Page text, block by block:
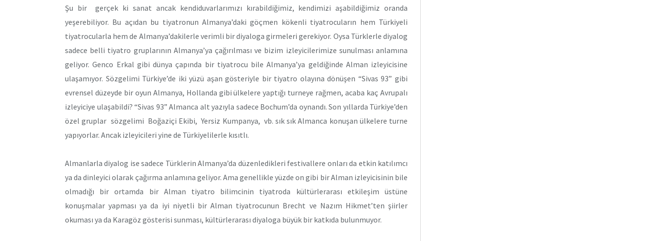
Şu bir gerçek ki sanat ancak kendiduvarlarımızı kırabildiğimiz, kendimizi aşabildiğimiz oranda
yeşerebiliyor. Bu açıdan bu tiyatronun Almanya’daki göçmen kökenli tiyatrocuların hem Türkiyeli
tiyatrocularla hem de Almanya’dakilerle verimli bir diyaloga girmeleri gerekiyor. Oysa Türklerle diyalog
sadece belli tiyatro gruplarının Almanya’ya çağırılması ve bizim izleyicilerimize sunulması anlamına
geliyor. Genco Erkal gibi dünya çapında bir tiyatrocu bile Almanya’ya geldiğinde Alman izleyicisine
ulaşamıyor. Sözgelimi Türkiye’de iki yüzü aşan gösteriyle bir tiyatro olayına dönüşen “Sivas 93” gibi
evrensel düzeyde bir oyun Almanya, Hollanda gibi ülkelere yaptığı turneye rağmen, acaba kaç Avrupalı
izleyiciye ulaşabildi? “Sivas 93” Almanca alt yazıyla sadece Bochum’da oynandı. Son yıllarda Türkiye’den
özel gruplar sözgelimi Boğaziçi Ekibi, Yersiz Kumpanya, vb. sık sık Almanca konuşan ülkelere turne
yapıyorlar. Ancak izleyicileri yine de Türkiyelilerle kısıtlı.
Almanlarla diyalog ise sadece Türklerin Almanya’da düzenledikleri festivallere onları da etkin katılımcı
ya da dinleyici olarak çağırma anlamına geliyor. Ama genellikle yüzde on gibi bir Alman izleyicisinin bile
olmadığı bir ortamda bir Alman tiyatro bilimcinin tiyatroda kültürlerarası etkileşim üstüne
konuşmalar yapması ya da iyi niyetli bir Alman tiyatrocunun Brecht ve Nazım Hikmet’ten şiirler
okuması ya da Karagöz gösterisi sunması, kültürlerarası diyaloga büyük bir katkıda bulunmuyor.